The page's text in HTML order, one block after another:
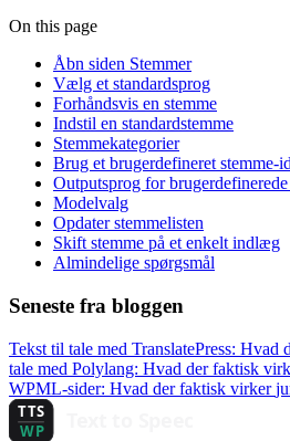
On this page
Åbn siden Stemmer
Vælg et standardsprog
Forhåndsvis en stemme
Indstil en standardstemme
Stemmekategorier
Brug et brugerdefineret stemme-
Outputsprog for brugerdefinerede
Modelvalg
Opdater stemmelisten
Skift stemme på et enkelt indlæg
Almindelige spørgsmål
Seneste fra bloggen
Tekst til tale med TranslatePress: Hvad
tale med Polylang: Hvad der faktisk
WPML-sider: Hvad der faktisk virker